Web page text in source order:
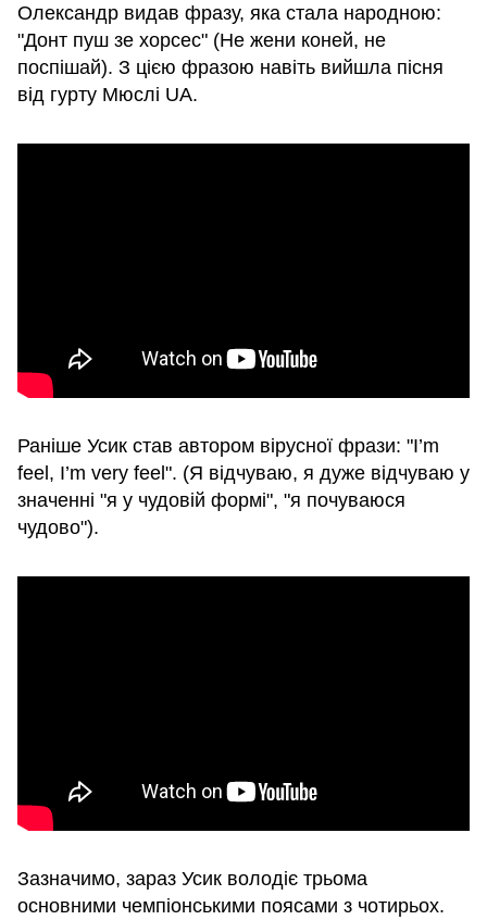
Олександр видав фразу, яка стала народною:
"Донт пуш зе хорсес" (Не жени коней, не
поспішай). З цією фразою навіть вийшла пісня
від гурту Мюслі UA.
Раніше Усик став автором вірусної фрази: "I’m
feel, I’m very feel". (Я відчуваю, я дуже відчуваю у
значенні "я у чудовій формі", "я почуваюся
чудово").
Зазначимо, зараз Усик володіє трьома
основними чемпіонськими поясами з чотирьох.